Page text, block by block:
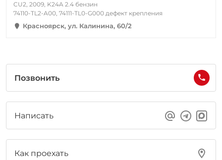
CU2, 2009, K24A 2.4 бензин
74110-TL2-A00, 74111-TL0-G000 дефект крепления
Красноярск, ул. Калинина, 60/2
Позвонить
Написать
Как проехать